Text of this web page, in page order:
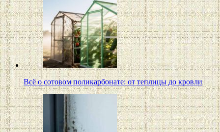
Всё о сотовом поликарбонате: от теплицы до кровли